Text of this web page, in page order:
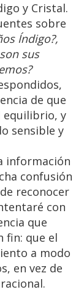
y Cristal.
sobre
Índigo?,
sus
de que
equilibrio, y
sensible y
información
confusión
reconocer
con
que
fin: que el
a modo
en vez de